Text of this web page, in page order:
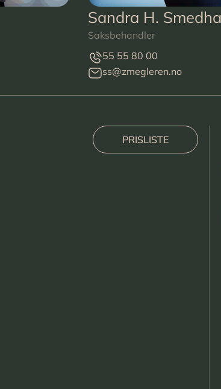
Sandra H.
Saksbehandler
55 55 80 00
ss@zmegleren.no
PRISLISTE